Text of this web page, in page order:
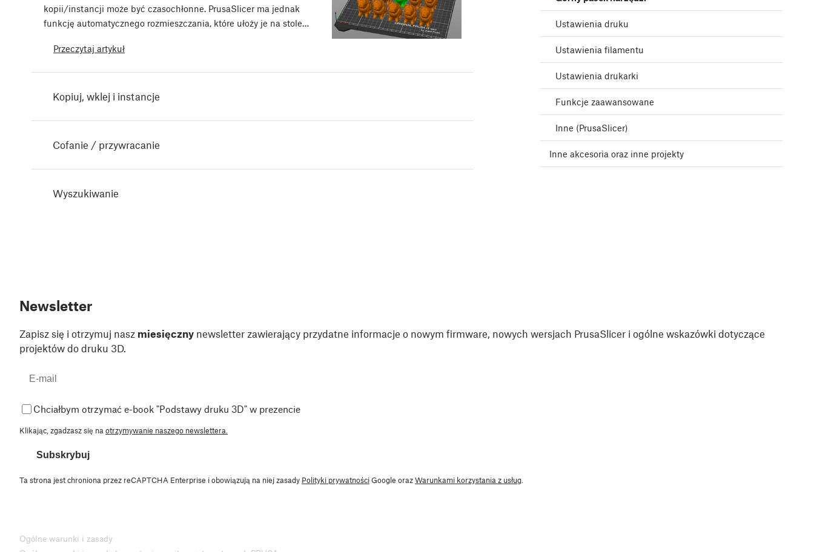
kopii/instancji może być czasochłonne. PrusaSlicer ma jednak
funkcję automatycznego rozmieszczania, które ułoży je na stole…
Przeczytaj artykuł
Kopiuj, wklej i instancje
Cofanie / przywracanie
Wyszukiwanie
Ustawienia druku
Ustawienia filamentu
Ustawienia drukarki
Funkcje zaawansowane
Inne (PrusaSlicer)
Inne akcesoria oraz inne projekty
Newsletter
Zapisz się i otrzymuj nasz miesięczny newsletter zawierający przydatne informacje o nowym firmware, nowych wersjach PrusaSlicer i ogólne wskazówki dotyczące
projektów do druku 3D.
Chciałbym otrzymać e-book "Podstawy druku 3D" w prezencie
Klikając, zgadzasz się na otrzymywanie naszego newslettera.
Subskrybuj
Ta strona jest chroniona przez reCAPTCHA Enterprise i obowiązują na niej zasady Polityki prywatnościGoogle orazWarunkami korzystania z usług
Ogólne warunki i zasady